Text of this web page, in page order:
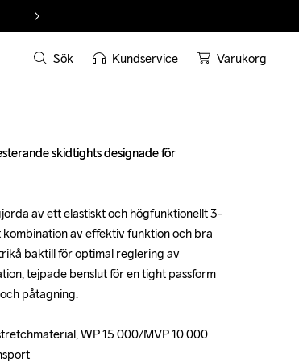
Sök Kundservice Varukorg
skidtights designade för
av ett elastiskt och högfunktionellt 3-
av effektiv funktion och bra
baktill för optimal reglering av
tejpade benslut för en tight passform
påtagning.
WP 15 000/MVP 10 000
skidtights designade för
av ett elastiskt och högfunktionellt 3-
av effektiv funktion och bra
baktill för optimal reglering av
tejpade benslut för en tight passform
påtagning.
WP 15 000/MVP 10 000